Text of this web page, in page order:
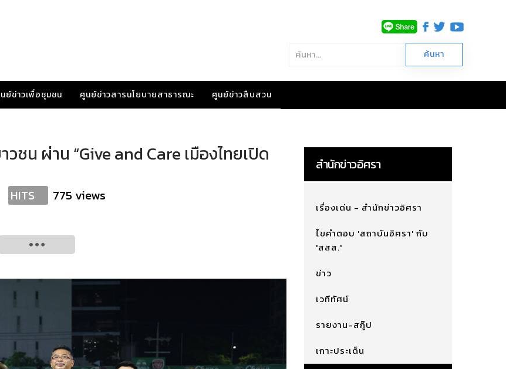
ย์ข่าวเพื่อชุมชน ศูนย์ข่าวสารนโยบายสาธารณะ ศูนย์ข่าวสืบสวน
วชน ผ่าน “Give and Care เมืองไทยเปิด
HITS 775 views
สำนักข่าวอิศรา
เรื่องเด่น - สำนักข่าวอิศรา
ไขคำตอบ 'สถาบันอิศรา' กับ
'สสส.'
ข่าว
เวทีทัศน์
รายงาน-สกู๊ป
เกาะประเด็น